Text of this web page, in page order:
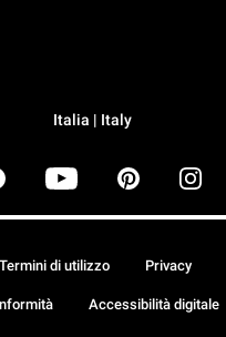
Italia | Italy
Termini di utilizzo Privacy
Accessibilità digitale